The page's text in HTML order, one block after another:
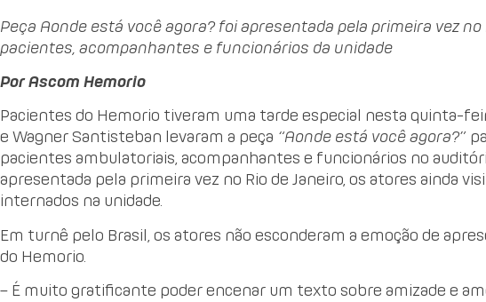
Peça Aonde está você agora? foi apresentada pela primeira vez
pacientes, acompanhantes e funcionários da unidade
Por Ascom Hemorio
Pacientes do Hemorio tiveram uma tarde especial nesta quinta-
e Wagner Santisteban levaram a peça “Aonde está você agora?”
pacientes ambulatoriais, acompanhantes e funcionários no
apresentada pela primeira vez no Rio de Janeiro, os atores ainda
internados na unidade.
Em turnê pelo Brasil, os atores não esconderam a emoção de
do Hemorio.
– É muito gratificante poder encenar um texto sobre amizade e